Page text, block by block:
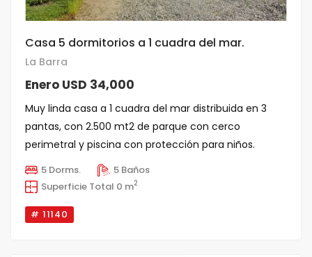
Casa 5 dormitorios a 1 cuadra del mar.
La Barra
Enero USD 34,000
Muy linda casa a 1 cuadra del mar distribuida en 3
pantas, con 2.500 mt2 de parque con cerco
perimetral y piscina con protección para niños.
COMODIDADES: [...]
5 Dorms.
5 Baños
Superficie Total 0 m2
# 11140